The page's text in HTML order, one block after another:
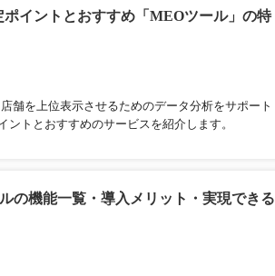
イントとおすすめ「MEOツール」の特
舗を上位表示させるためのデータ分析をサポート
トとおすすめのサービスを紹介します。
の機能一覧・導入メリット・実現できる